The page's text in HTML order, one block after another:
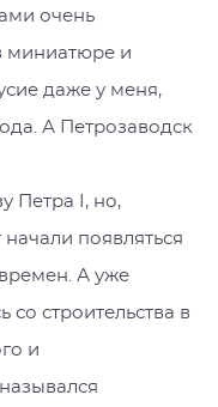
очень
миниатюре и
даже у меня,
А Петрозаводск
Петра I, но,
появляться
А уже
со строительства в
и